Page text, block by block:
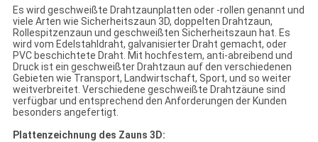
Es wird geschweißte Drahtzaunplatten oder -rollen genannt und
viele Arten wie Sicherheitszaun 3D, doppelten Drahtzaun,
Rollespitzenzaun und geschweißten Sicherheitszaun hat. Es
wird vom Edelstahldraht, galvanisierter Draht gemacht, oder
PVC beschichtete Draht. Mit hochfestem, anti-abreibend und
Druck ist ein geschweißter Drahtzaun auf den verschiedenen
Gebieten wie Transport, Landwirtschaft, Sport, und so weiter
weitverbreitet. Verschiedene geschweißte Drahtzäune sind
verfügbar und entsprechend den Anforderungen der Kunden
besonders angefertigt.
Plattenzeichnung des Zauns 3D: